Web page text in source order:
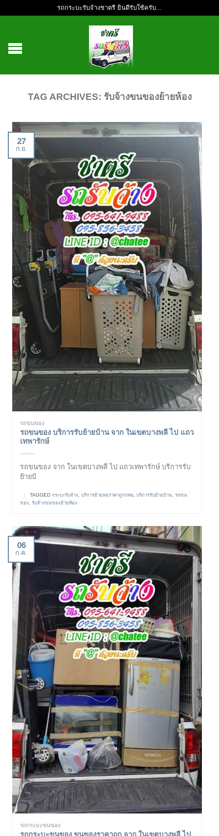
รถกระบะรับจ้างชาตรี ยินดีรับใช้ครับ...
TAG ARCHIVES: รับจ้างขนของย้ายห้อง
27
ก.ย.
รถขนของ
รถขนของ บริการรับย้ายบ้าน จาก ในเขตบางพลี ไป แถว
เทพารักษ์
รถขนของ จาก ในเขตบางพลี ไป แถวเทพารักษ์ บริการรับ
ย้ายบ้
| TAGGED กระบะรับจ้าง บริการย้ายหอราคาถูกกทม บริการรับย้ายบ้าน รถขน
ของ
รับจ้างขนของย้ายห้อง
06
ก.ค.
รถกระบะขนของ
รถกระบะขนของ ขนของราคาถูก จาก ในเขตบางพลี ไป